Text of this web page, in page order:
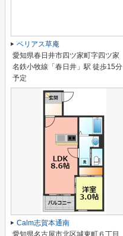
ベリアス草庵
愛知県春日井市四ツ家町字四ツ家
名鉄小牧線「春日井」駅 徒歩15分
予定
Calm志賀本通南
愛知県名古屋市北区城東町６丁目